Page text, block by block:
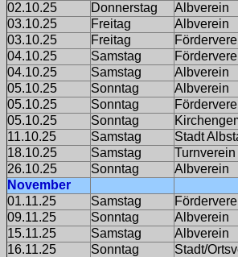
02.10.25
Donnerstag Albverein
03.10.25
Freitag Albverein
03.10.25
Freitag
04.10.25
Samstag
04.10.25
Samstag Albverein
05.10.25
Sonntag Albverein
05.10.25
Sonntag
05.10.25
Sonntag
11.10.25
Samstag Stadt
18.10.25
Samstag Turnverein
26.10.25
Sonntag Albverein
November
01.11.25
Samstag
09.11.25
Sonntag Albverein
15.11.25
Samstag Albverein
16.11.25
Sonntag Stadt/